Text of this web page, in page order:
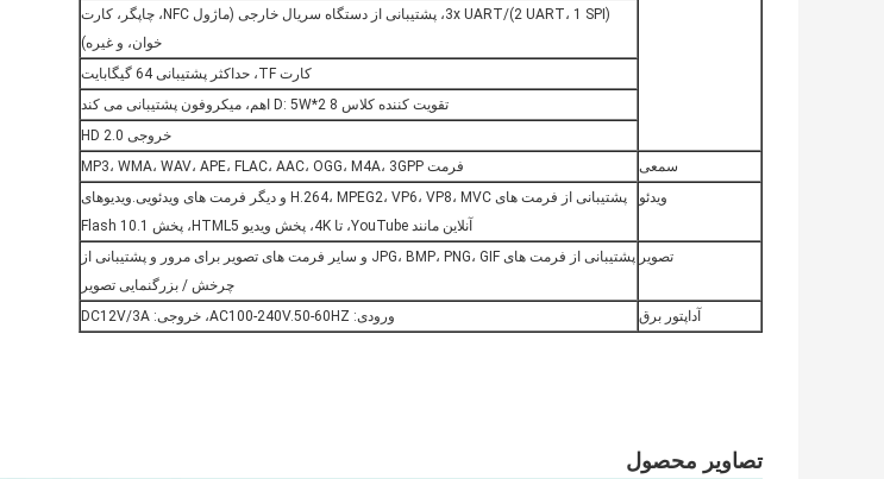
3x UART/(2 UART، 1 SPI)، پشتیبانی از دستگاه سریال خارجی (ماژول NFC، چاپگر، کارت
خوان، و غیره)
کارت TF، حداکثر پشتیبانی 64 گیگابایت
تقویت کننده کلاس D: 5W*2 8 اهم، میکروفون پشتیبانی می کند
خروجی HD 2.0
سمعی
فرمت MP3، WMA، WAV، APE، FLAC، AAC، OGG، M4A، 3GPP
ویدئو
پشتیبانی از فرمت های H.264، MPEG2، VP6، VP8، MVC و دیگر فرمت های ویدئویی.ویدیوهای
آنلاین مانند YouTube، تا 4K، پخش ویدیو HTML5، پخش Flash 10.1
تصویر
پشتیبانی از فرمت های JPG، BMP، PNG، GIF و سایر فرمت های تصویر برای مرور و پشتیبانی از
چرخش / بزرگنمایی تصویر
آداپتور برق
ورودی: AC100-240V.50-60HZ، خروجی: DC12V/3A
تصاویر محصول